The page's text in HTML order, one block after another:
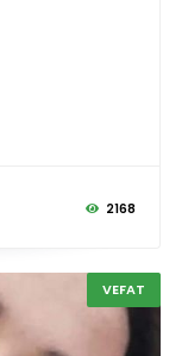
2168
VEFAT